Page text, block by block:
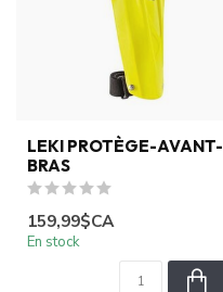
LEKI PROTÈGE-AVANT-
BRAS
159,99$CA
En stock